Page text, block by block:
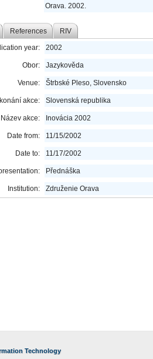
Orava. 2002.
References RIV
year: 2002
Obor: Jazykověda
Venue: Štrbské Pleso, Slovensko
akce: Slovenská republika
Název akce: Inovácia 2002
Date from: 11/15/2002
Date to: 11/17/2002
Přednáška
Institution: Združenie Orava
Technology